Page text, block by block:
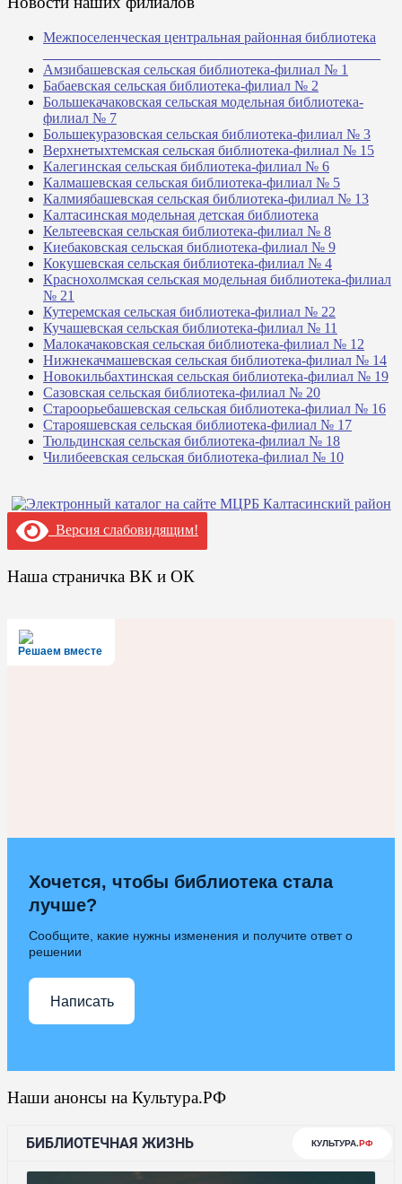
Межпоселенческая центральная районная библиотека
Амзибашевская сельская библиотека-филиал № 1
Бабаевская сельская библиотека-филиал № 2
Большекачаковская сельская модельная библиотека-
филиал № 7
Большекуразовская сельская библиотека-филиал № 3
Верхнетыхтемская сельская библиотека-филиал № 15
Калегинская сельская библиотека-филиал № 6
Калмашевская сельская библиотека-филиал № 5
Калмиябашевская сельская библиотека-филиал № 13
Калтасинская модельная детская библиотека
Кельтеевская сельская библиотека-филиал № 8
Киебаковская сельская библиотека-филиал № 9
Кокушевская сельская библиотека-филиал № 4
Краснохолмская сельская модельная библиотека-филиал
№ 21
Кутеремская сельская библиотека-филиал № 22
Кучашевская сельская библиотека-филиал № 11
Малокачаковская сельская библиотека-филиал № 12
Нижнекачмашевская сельская библиотека-филиал № 14
Новокильбахтинская сельская библиотека-филиал № 19
Сазовская сельская библиотека-филиал № 20
Староорьебашевская сельская библиотека-филиал № 16
Старояшевская сельская библиотека-филиал № 17
Тюльдинская сельская библиотека-филиал № 18
Чилибеевская сельская библиотека-филиал № 10
Версия слабовидящим!
Наша страничка ВК и ОК
Решаем вместе
Хочется, чтобы библиотека стала
лучше?
Сообщите, какие нужны изменения и получите ответ о
решении
Написать
Наши анонсы на Культура.РФ